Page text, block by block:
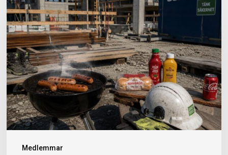
Medlemmar
för
korvgrillning
igen